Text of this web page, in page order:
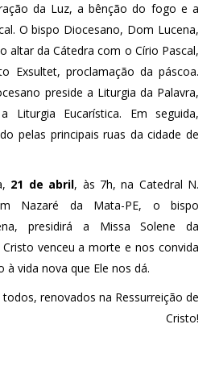
da Luz, a bênção do fogo e a
O bispo Diocesano, Dom Lucena,
altar da Cátedra com o Círio Pascal,
Exsultet, proclamação da páscoa.
preside a Liturgia da Palavra,
Eucarística. Em seguida,
pelas principais ruas da cidade de
21 de abril, às 7h, na Catedral N.
Nazaré da Mata-PE, o bispo
presidirá a Missa Solene da
Cristo venceu a morte e nos convida
à vida nova que Ele nos dá.
renovados na Ressurreição de
Cristo!